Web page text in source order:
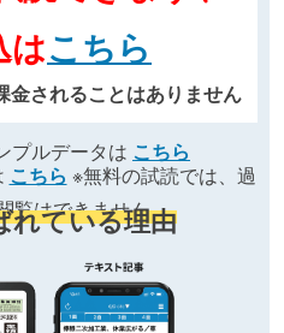
はこちら
金されることはありません
プルデータは こちら
こちら ※無料の試読では、過
覧はできません
れている理由